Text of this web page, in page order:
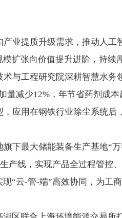
提质升级需求，推动人工
扩张向价值提升进阶，持续
工程研究院深耕智慧水务
减少12%，年节省药剂成本
应用在钢铁行业除尘系统后
最大储能装备生产基地“万
产线，实现产品全过程管控
“云-管-端”高效协同，为工